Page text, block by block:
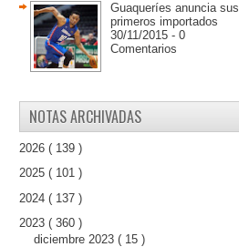
Guaqueríes anuncia sus
primeros importados
30/11/2015 - 0
Comentarios
NOTAS ARCHIVADAS
2026 ( 139 )
2025 ( 101 )
2024 ( 137 )
2023 ( 360 )
diciembre 2023 ( 15 )